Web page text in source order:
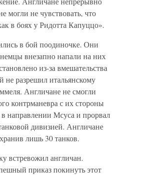
не чувствовать, что
в боях у Ридотта Капуццо».
в бой поодиночке. Они
внезапно напали на них
из-за вмешательства
не разрешил итальянскому
Англичане не смогли
контрманевра с их стороны
направлении Мсуса и прорвал
дивизией. Англичане
лишь 30 танков.
встревожил англичан.
приказ покинуть этот